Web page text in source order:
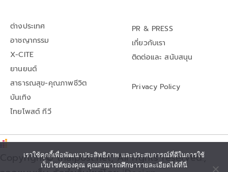
ต่างประเทศ
อาชญากรรม
X-CITE
ยานยนต์
สาธารณสุข-คุณภาพชีวิต
บันเทิง
ไทยโพสต์ ทีวี
PR & PRESS
เกี่ยวกับเรา
ติดต่อและ สนับสนุน
Privacy Policy
Copyright© thaipost.net, All rights reserved.,
เราใช้คุกกี้เพื่อพัฒนาประสิทธิภาพ และประสบการณ์ที่ดีในการใช้
เว็บไซต์ของคุณ คุณสามารถศึกษารายละเอียดได้ที่นี่